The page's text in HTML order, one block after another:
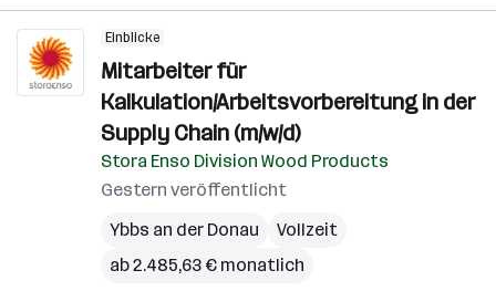
Einblicke
Mitarbeiter für
Kalkulation/Arbeitsvorbereitung in der
Supply Chain (m/w/d)
Stora Enso Division Wood Products
Gestern veröffentlicht
Ybbs an der Donau
Vollzeit
ab 2.485,63 € monatlich